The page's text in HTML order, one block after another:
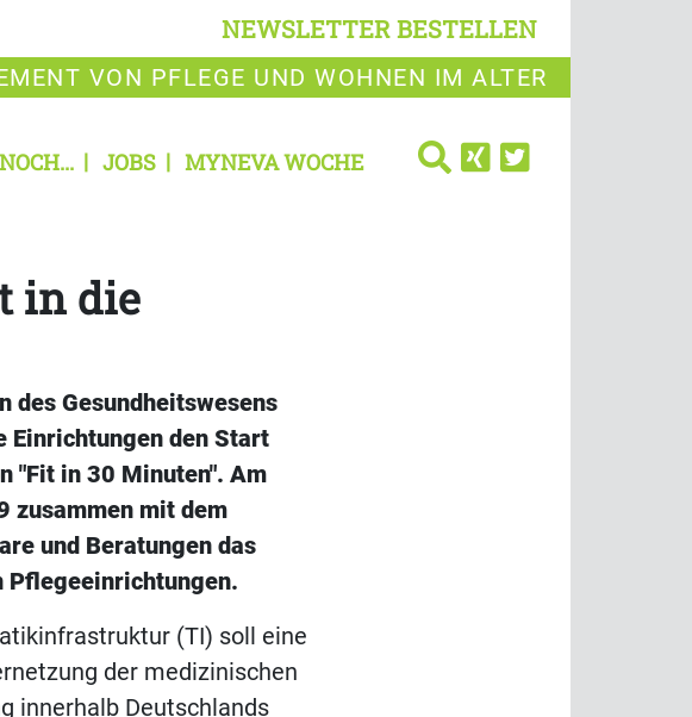
NEWSLETTER BESTELLEN
VON PFLEGE UND WOHNEN IM ALTER
JOBS MYNEVA WOCHE
in die
des Gesundheitswesens
Einrichtungen den Start
"Fit in 30 Minuten". Am
zusammen mit dem
und Beratungen das
Pflegeeinrichtungen.
(TI) soll eine
der medizinischen
innerhalb Deutschlands